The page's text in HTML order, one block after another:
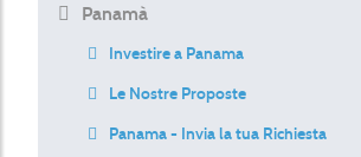
Panamà
Investire a Panama
Le Nostre Proposte
Panama - Invia la tua Richiesta